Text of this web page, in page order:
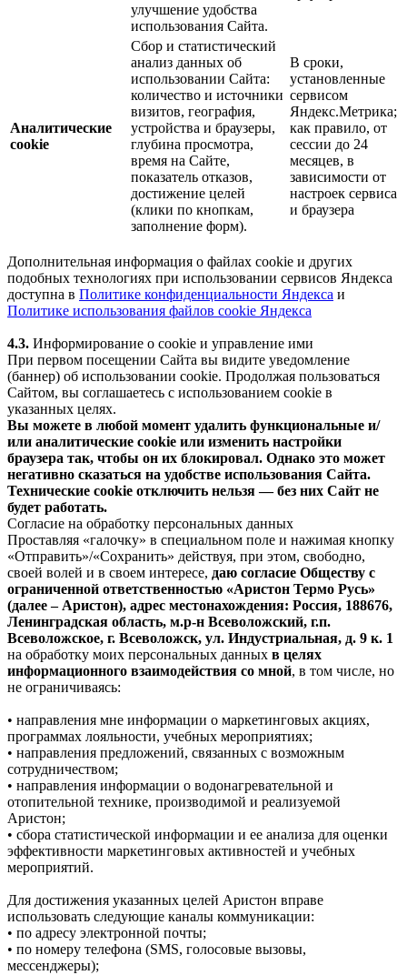
улучшение удобства
использования Сайта.
Аналитические
cookie
Сбор и статистический
анализ данных об
использовании Сайта:
количество и источники
визитов, география,
устройства и браузеры,
глубина просмотра,
время на Сайте,
показатель отказов,
достижение целей
(клики по кнопкам,
заполнение форм).
В сроки,
установленные
сервисом
Яндекс.Метрика;
как правило, от
сессии до 24
месяцев, в
зависимости от
настроек сервиса
и браузера
Дополнительная информация о файлах cookie и других
подобных технологиях при использовании сервисов Яндекса
доступна в Политике конфиденциальности Яндекса и
Политике использования файлов cookie Яндекса
4.3. Информирование о cookie и управление ими
При первом посещении Сайта вы видите уведомление
(баннер) об использовании cookie. Продолжая пользоваться
Сайтом, вы соглашаетесь с использованием cookie в
указанных целях.
Вы можете в любой момент удалить функциональные и/
или аналитические cookie или изменить настройки
браузера так, чтобы он их блокировал. Однако это может
негативно сказаться на удобстве использования Сайта.
Технические cookie отключить нельзя — без них Сайт не
будет работать.
Согласие на обработку персональных данных
Проставляя «галочку» в специальном поле и нажимая кнопку
«Отправить»/«Сохранить» действуя, при этом, свободно,
своей волей и в своем интересе, даю согласие Обществу с
ограниченной ответственностью «Аристон Термо Русь»
(далее – Аристон), адрес местонахождения: Россия, 188676,
Ленинградская область, м.р-н Всеволожский, г.п.
Всеволожское, г. Всеволожск, ул. Индустриальная, д. 9 к. 1
на обработку моих персональных данных в целях
информационного взаимодействия со мной, в том числе, но
не ограничиваясь:
• направления мне информации о маркетинговых акциях,
программах лояльности, учебных мероприятиях;
• направления предложений, связанных с возможным
сотрудничеством;
• направления информации о водонагревательной и
отопительной технике, производимой и реализуемой
Аристон;
• сбора статистической информации и ее анализа для оценки
эффективности маркетинговых активностей и учебных
мероприятий.
Для достижения указанных целей Аристон вправе
использовать следующие каналы коммуникации:
• по адресу электронной почты;
• по номеру телефона (SMS, голосовые вызовы,
мессенджеры);